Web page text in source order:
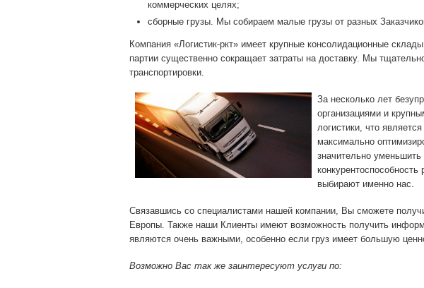
коммерческих целях;
сборные грузы. Мы собираем малые грузы от разных
Компания «Логистик-ркт» имеет крупные консолидационные
партии существенно сокращает затраты на доставку. Мы
транспортировки.
За несколько лет
организациями и
логистики, что
максимально
значительно
выбирают именно нас.
Связавшись со специалистами нашей компании, Вы сможете
Европы. Также наши Клиенты имеют возможность получить
являются очень важными, особенно если груз имеет большую
Возможно Вас так же заинтересуют услуги по: